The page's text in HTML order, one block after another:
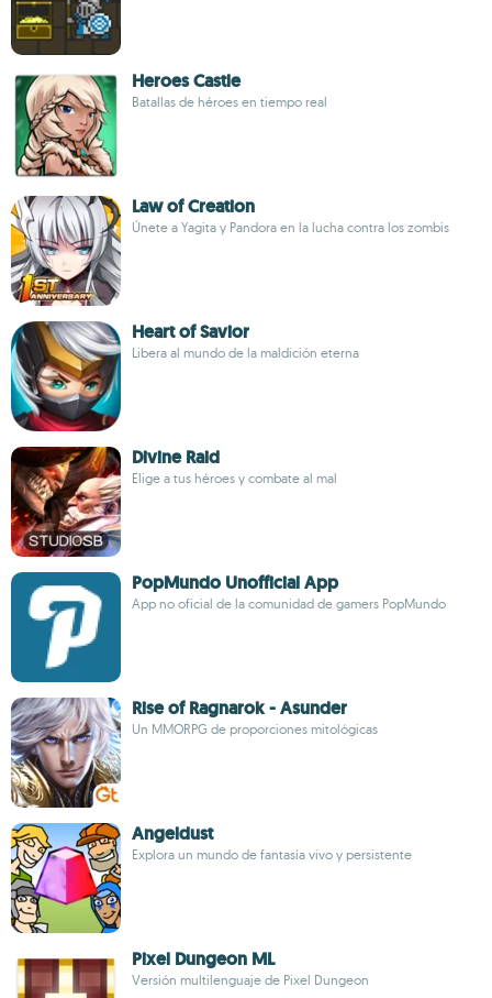
Heroes Castle
Batallas de héroes en tiempo real
Law of Creation
Únete a Yagita y Pandora en la lucha contra los zombis
Heart of Savior
Libera al mundo de la maldición eterna
Divine Raid
Elige a tus héroes y combate al mal
PopMundo Unofficial App
App no oficial de la comunidad de gamers PopMundo
Rise of Ragnarok - Asunder
Un MMORPG de proporciones mitológicas
Angeldust
Explora un mundo de fantasía vivo y persistente
Pixel Dungeon ML
Versión multilenguaje de Pixel Dungeon